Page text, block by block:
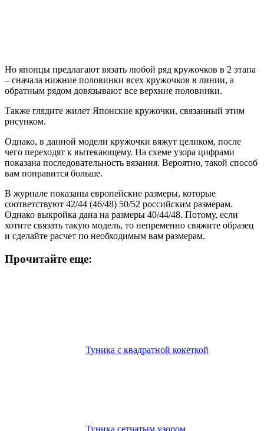
Но японцы предлагают вязать любой ряд кружочков в 2 этапа
– сначала нижние половинки всех кружочков в линии, а
обратным рядом довязывают все верхние половинки.
Также глядите жилет Японские кружочки, связанный этим
рисунком.
Однако, в данной модели кружочки вяжут целиком, после
чего переходят к вытекающему. На схеме узора цифрами
показана последовательность вязания. Вероятно, такой способ
вам понравится больше.
В журнале показаны европейские размеры, которые
соответствуют 42/44 (46/48) 50/52 российским размерам.
Однако выкройка дана на размеры 40/44/48. Потому, если
хотите связать такую модель, то непременно свяжите образец
и сделайте расчет по необходимым вам размерам.
Прочитайте еще:
Туника с квадратной кокеткой